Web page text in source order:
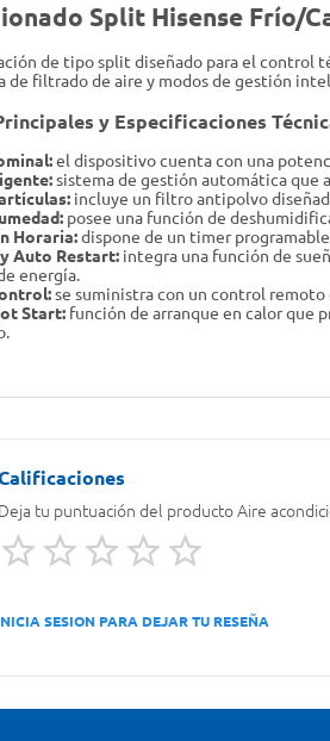
Split Hisense Frío/
de tipo split diseñado para el control
de filtrado de aire y modos de gestión
y Especificaciones
el dispositivo cuenta con una
sistema de gestión automática que
incluye un filtro antipolvo
posee una función de
Horaria:dispone de un timer
Auto Restart: integra una función de
energía.
se suministra con un control remoto
Start: función de arranque en calor que
Deja tu puntuación del productoAire
SESION PARA DEJAR TU RESEÑA